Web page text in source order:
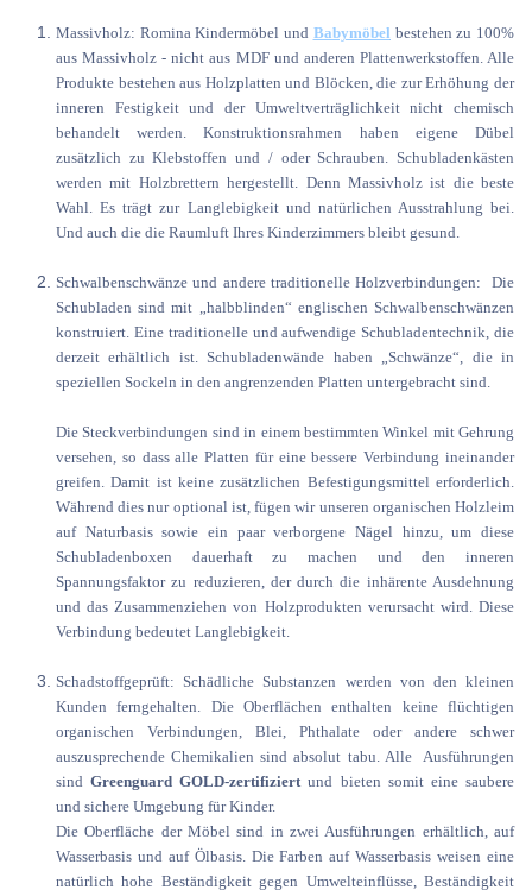
Massivholz: Romina Kindermöbel und Babymöbel bestehen zu 100%
aus Massivholz - nicht aus MDF und anderen Plattenwerkstoffen. Alle
Produkte bestehen aus Holzplatten und Blöcken, die zur Erhöhung der
inneren Festigkeit und der Umweltverträglichkeit nicht chemisch
behandelt werden. Konstruktionsrahmen haben eigene Dübel
zusätzlich zu Klebstoffen und / oder Schrauben. Schubladenkästen
werden mit Holzbrettern hergestellt. Denn Massivholz ist die beste
Wahl. Es trägt zur Langlebigkeit und natürlichen Ausstrahlung bei.
Und auch die die Raumluft Ihres Kinderzimmers bleibt gesund.
Schwalbenschwänze und andere traditionelle Holzverbindungen: Die
Schubladen sind mit „halbblinden“ englischen Schwalbenschwänzen
konstruiert. Eine traditionelle und aufwendige Schubladentechnik, die
derzeit erhältlich ist. Schubladenwände haben „Schwänze“, die in
speziellen Sockeln in den angrenzenden Platten untergebracht sind.
Die Steckverbindungen sind in einem bestimmten Winkel mit Gehrung
versehen, so dass alle Platten für eine bessere Verbindung ineinander
greifen. Damit ist keine zusätzlichen Befestigungsmittel erforderlich.
Während dies nur optional ist, fügen wir unseren organischen Holzleim
auf Naturbasis sowie ein paar verborgene Nägel hinzu, um diese
Schubladenboxen dauerhaft zu machen und den inneren
Spannungsfaktor zu reduzieren, der durch die inhärente Ausdehnung
und das Zusammenziehen von Holzprodukten verursacht wird. Diese
Verbindung bedeutet Langlebigkeit.
Schadstoffgeprüft: Schädliche Substanzen werden von den kleinen
Kunden ferngehalten. Die Oberflächen enthalten keine flüchtigen
organischen Verbindungen, Blei, Phthalate oder andere schwer
auszusprechende Chemikalien sind absolut tabu. Alle Ausführungen
sindGreenguard GOLD-zertifiziertund bieten somit eine saubere
und sichere Umgebung für Kinder.
Die Oberfläche der Möbel sind in zwei Ausführungen erhältlich, auf
Wasserbasis und auf Ölbasis. Die Farben auf Wasserbasis weisen eine
natürlich hohe Beständigkeit gegen Umwelteinflüsse, Beständigkeit